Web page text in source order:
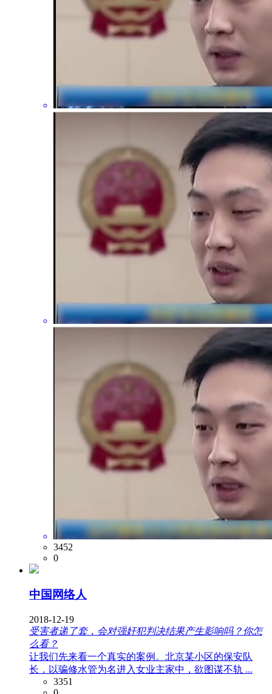
3452
0
中国网络人
2018-12-19
受害者递了套，会对强奸犯判决结果产生影响吗？你怎
么看？
让我们先来看一个真实的案例。北京某小区的保安队
长，以骗修水管为名进入女业主家中，欲图谋不轨 ...
3351